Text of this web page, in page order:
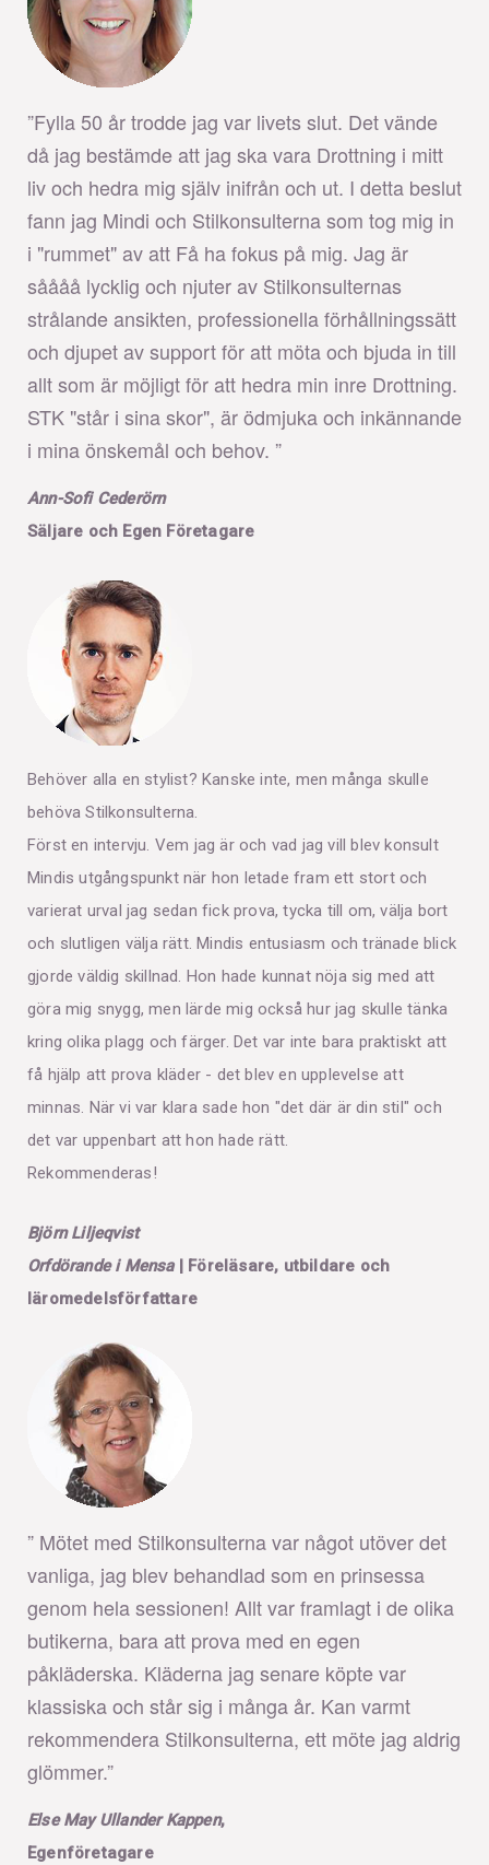
”Fylla 50 år trodde jag var livets slut. Det vände
då jag bestämde att jag ska vara Drottning i mitt
liv och hedra mig själv inifrån och ut. I detta beslut
fann jag Mindi och Stilkonsulterna som tog mig in
i "rummet" av att Få ha fokus på mig. Jag är
såååå lycklig och njuter av Stilkonsulternas
strålande ansikten, professionella förhållningssätt
och djupet av support för att möta och bjuda in till
allt som är möjligt för att hedra min inre Drottning.
STK "står i sina skor", är ödmjuka och inkännande
i mina önskemål och behov. ”
Ann-Sofi Cederörn
Säljare och Egen Företagare
Behöver alla en stylist? Kanske inte, men många skulle
behöva Stilkonsulterna.
Först en intervju. Vem jag är och vad jag vill blev konsult
Mindis utgångspunkt när hon letade fram ett stort och
varierat urval jag sedan fick prova, tycka till om, välja bort
och slutligen välja rätt. Mindis entusiasm och tränade blick
gjorde väldig skillnad. Hon hade kunnat nöja sig med att
göra mig snygg, men lärde mig också hur jag skulle tänka
kring olika plagg och färger. Det var inte bara praktiskt att
få hjälp att prova kläder - det blev en upplevelse att
minnas. När vi var klara sade hon "det där är din stil" och
det var uppenbart att hon hade rätt.
Rekommenderas!
Björn Liljeqvist
Orfdörande i Mensa| Föreläsare, utbildare och
läromedelsförfattare
” Mötet med Stilkonsulterna var något utöver det
vanliga, jag blev behandlad som en prinsessa
genom hela sessionen! Allt var framlagt i de olika
butikerna, bara att prova med en egen
påkläderska. Kläderna jag senare köpte var
klassiska och står sig i många år. Kan varmt
rekommendera Stilkonsulterna, ett möte jag aldrig
glömmer.”
Else May Ullander Kappen,
Egenföretagare